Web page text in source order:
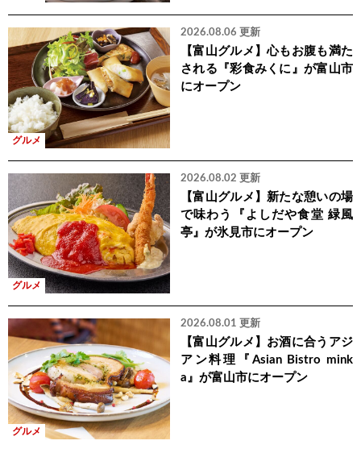
グルメ
2026.08.06 更新
【富山グルメ】心もお腹も満た
される『彩食みくに』が富山市
にオープン
グルメ
2026.08.02 更新
【富山グルメ】新たな憩いの場
で味わう『よしだや食堂 緑風
亭』が氷見市にオープン
グルメ
2026.08.01 更新
【富山グルメ】お酒に合うアジ
アン料理『Asian Bistro mink
a』が富山市にオープン